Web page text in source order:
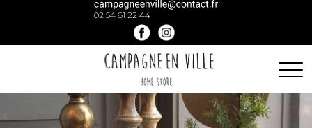
02 54 61 22 44